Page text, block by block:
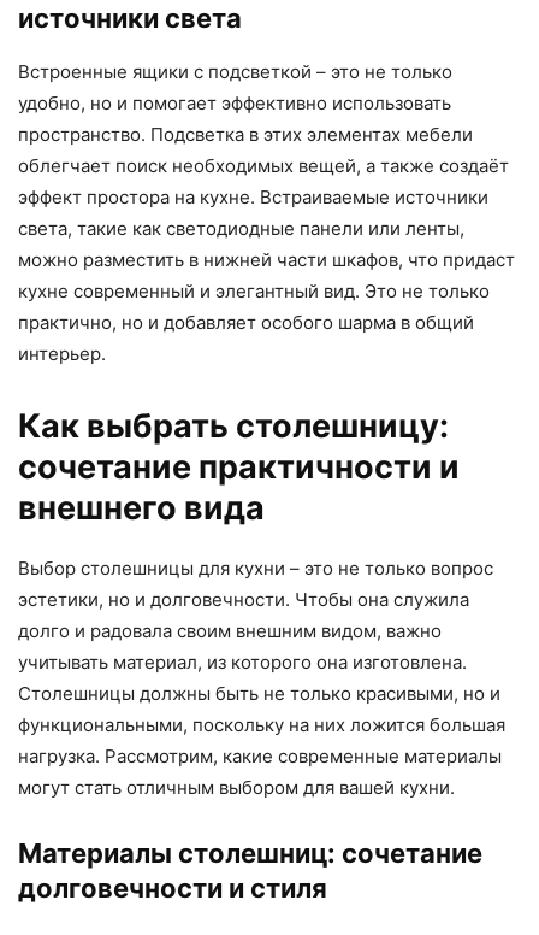
источники света
Встроенные ящики с подсветкой – это не только
удобно, но и помогает эффективно использовать
пространство. Подсветка в этих элементах мебели
облегчает поиск необходимых вещей, а также создаёт
эффект простора на кухне. Встраиваемые источники
света, такие как светодиодные панели или ленты,
можно разместить в нижней части шкафов, что придаст
кухне современный и элегантный вид. Это не только
практично, но и добавляет особого шарма в общий
интерьер.
Как выбрать столешницу:
сочетание практичности и
внешнего вида
Выбор столешницы для кухни – это не только вопрос
эстетики, но и долговечности. Чтобы она служила
долго и радовала своим внешним видом, важно
учитывать материал, из которого она изготовлена.
Столешницы должны быть не только красивыми, но и
функциональными, поскольку на них ложится большая
нагрузка. Рассмотрим, какие современные материалы
могут стать отличным выбором для вашей кухни.
Материалы столешниц: сочетание
долговечности и стиля